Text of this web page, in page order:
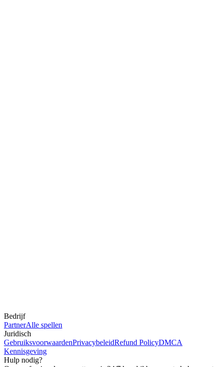
Bedrijf
PartnerAlle spellen
Juridisch
GebruiksvoorwaardenPrivacybeleidRefund PolicyDMCA
Kennisgeving
Hulp nodig?